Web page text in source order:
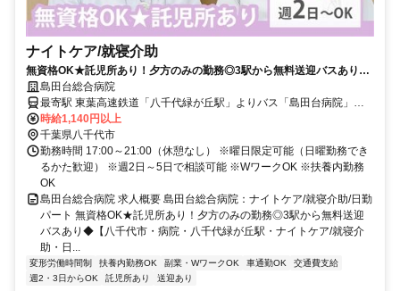
ナイトケア/就寝介助
無資格OK★託児所あり！夕方のみの勤務◎3駅から無料送迎バスあり
◆【八千代市・病院・八千代緑が丘駅・ナイトケア/就寝介助・日勤パー
ト】
島田台総合病院
最寄駅 東葉高速鉄道「八千代緑が丘駅」よりバス「島田台病院」下
車徒歩2分
時給1,140円以上
千葉県八千代市
勤務時間 17:00～21:00（休憩なし） ※曜日限定可能（日曜勤務でき
るかた歓迎） ※週2日～5日で相談可能 ※WワークOK ※扶養内勤務
OK
島田台総合病院 求人概要 島田台総合病院：ナイトケア/就寝介助/日勤
パート 無資格OK★託児所あり！夕方のみの勤務◎3駅から無料送迎
バスあり◆【八千代市・病院・八千代緑が丘駅・ナイトケア/就寝介
助・日...
変形労働時間制 扶養内勤務OK 副業・WワークOK 車通勤OK
交通費支給
週2・3日からOK
託児所あり 送迎あり